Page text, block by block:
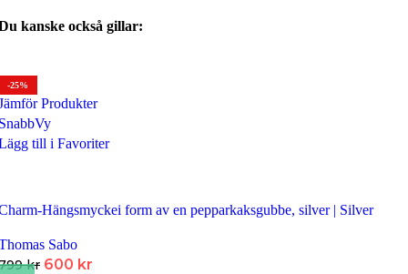
kanske också gillar:
-25%
Produkter
till i Favoriter
Hängsmyckei form av en pepparkaksgubbe, silver | Silver
Sabo
kr Det
600 kr